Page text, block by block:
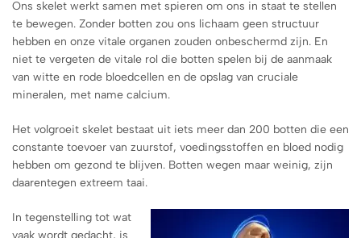
Ons skelet werkt samen met spieren om ons in staat te stellen
te bewegen. Zonder botten zou ons lichaam geen structuur
hebben en onze vitale organen zouden onbeschermd zijn. En
niet te vergeten de vitale rol die botten spelen bij de aanmaak
van witte en rode bloedcellen en de opslag van cruciale
mineralen, met name calcium.
Het volgroeit skelet bestaat uit iets meer dan 200 botten die een
constante toevoer van zuurstof, voedingsstoffen en bloed nodig
hebben om gezond te blijven. Botten wegen maar weinig, zijn
daarentegen extreem taai.
In tegenstelling tot wat
vaak wordt gedacht, is